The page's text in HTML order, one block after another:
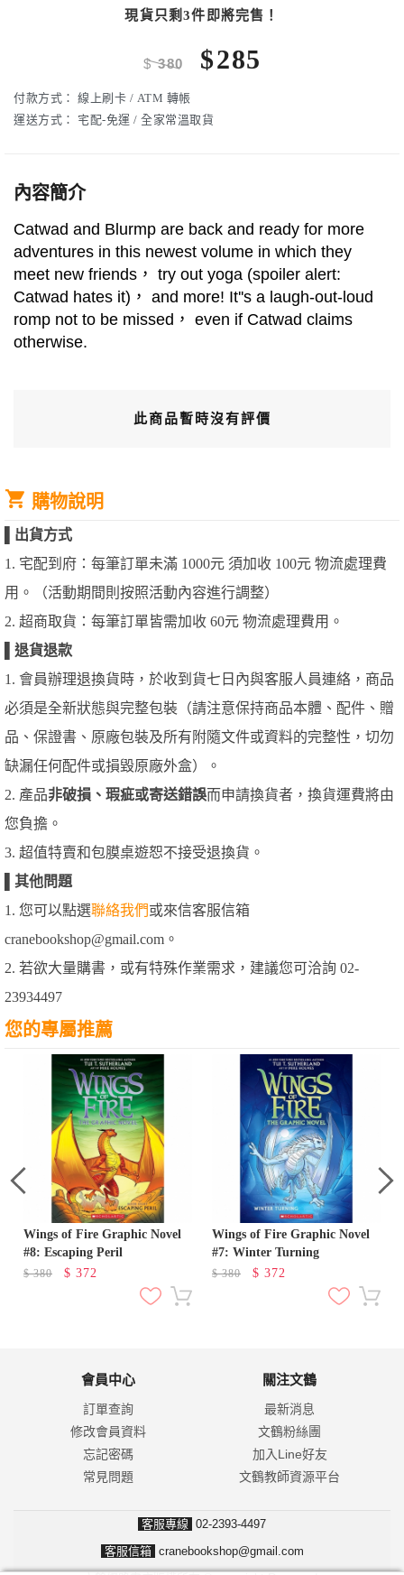
現貨只剩3件即將完售！
$380 $285
付款方式： 線上刷卡 / ATM 轉帳
運送方式：
宅配-免運 / 全家常溫取貨
內容簡介
Catwad and Blurmp are back and ready for more
adventures in this newest volume in which they
meet new friends， try out yoga (spoiler alert:
Catwad hates it)， and more! It''s a laugh-out-loud
romp not to be missed， even if Catwad claims
otherwise.
此商品暫時沒有評價
購物說明
出貨方式
1. 宅配到府：每筆訂單未滿 1000元 須加收 100元 物流處理費
用。（活動期間則按照活動內容進行調整）
2. 超商取貨：每筆訂單皆需加收 60元 物流處理費用。
退貨退款
1. 會員辦理退換貨時，於收到貨七日內與客服人員連絡，商品
必須是全新狀態與完整包裝（請注意保持商品本體、配件、贈
品、保證書、原廠包裝及所有附隨文件或資料的完整性，切勿
缺漏任何配件或損毀原廠外盒）。
2. 產品非破損、瑕疵或寄送錯誤而申請換貨者，換貨運費將由
您負擔。
3. 超值特賣和包膜桌遊恕不接受退換貨。
其他問題
1. 您可以點選聯絡我們或來信客服信箱
cranebookshop@gmail.com。
2. 若欲大量購書，或有特殊作業需求，建議您可洽詢 02-
23934497
您的專屬推薦
Wings of Fire Graphic Novel
#8: Escaping Peril
$380 $ 372
Wings of Fire Graphic Novel
#7: Winter Turning
$380 $ 372
會員中心
訂單查詢
修改會員資料
忘記密碼
常見問題
關注文鶴
最新消息
文鶴粉絲團
加入Line好友
文鶴教師資源平台
客服專線 02-2393-4497
客服信箱 cranebookshop@gmail.com